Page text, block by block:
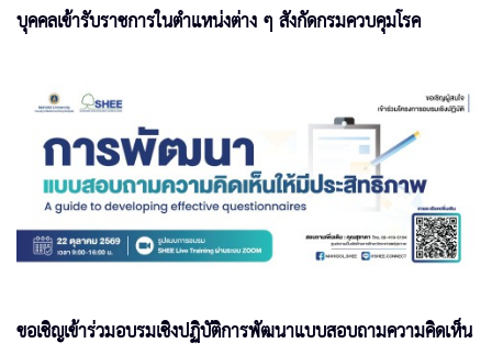
บุคคลเข้ารับราชการในตำแหน่งต่าง ๆ สังกัดกรมควบคุมโรค
ขอเชิญเข้าร่วมอบรมเชิงปฏิบัติการพัฒนาแบบสอบถามความคิดเห็น